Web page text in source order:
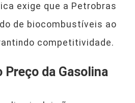
exige que a Petrobras
de biocombustíveis ao
competitividade.
Preço da Gasolina